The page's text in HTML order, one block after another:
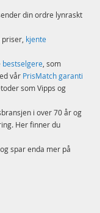
din ordre lynraskt
priser, kjente
bestselgere, som
vår PrisMatch garanti
som Vipps og
i over 70 år og
Her finner du
spar enda mer på